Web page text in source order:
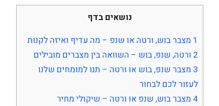
נושאים בדף
1 מצבר בוש, ורטה או שנפ – מה עדיף ואיזה לקנות
2 ורטה, שנפ, בוש – השוואה בין מצברים מובילים
3 מצבר שנפ, בוש או ורטה – תנו למומחים שלנו
לעזור לכם לבחור
4 מצבר בוש, שנפ או ורטה – שיקולי מחיר